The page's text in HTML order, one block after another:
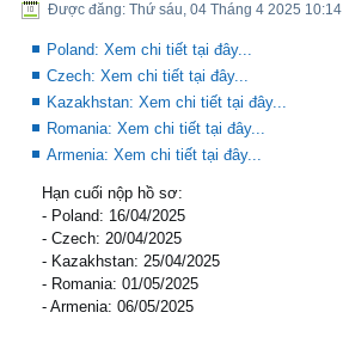
Được đăng: Thứ sáu, 04 Tháng 4 2025 10:14
Poland: Xem chi tiết tại đây...
Czech: Xem chi tiết tại đây...
Kazakhstan: Xem chi tiết tại đây...
Romania: Xem chi tiết tại đây...
Armenia: Xem chi tiết tại đây...
Hạn cuối nộp hồ sơ:
- Poland: 16/04/2025
- Czech: 20/04/2025
- Kazakhstan: 25/04/2025
- Romania: 01/05/2025
- Armenia: 06/05/2025